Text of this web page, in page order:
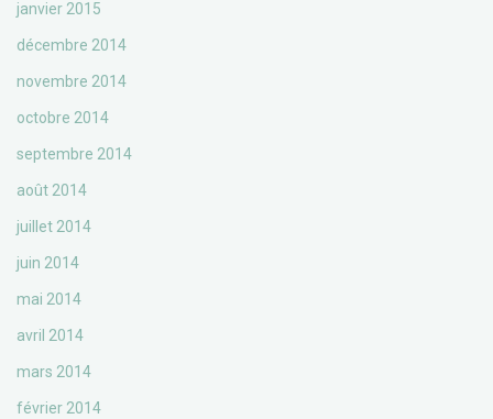
janvier 2015
décembre 2014
novembre 2014
octobre 2014
septembre 2014
août 2014
juillet 2014
juin 2014
mai 2014
avril 2014
mars 2014
février 2014